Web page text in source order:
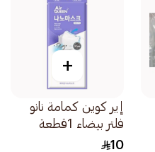
+
إير كوين كمامة نانو
فلتر بيضاء 1قطعة
10